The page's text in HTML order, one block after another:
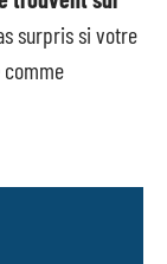
surpris si votre
comme